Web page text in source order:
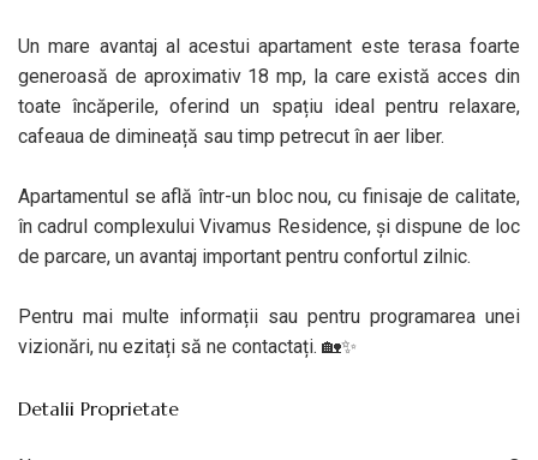
Un mare avantaj al acestui apartament este terasa foarte
generoasă de aproximativ 18 mp, la care există acces din
toate încăperile, oferind un spațiu ideal pentru relaxare,
cafeaua de dimineață sau timp petrecut în aer liber.
Apartamentul se află într-un bloc nou, cu finisaje de calitate,
în cadrul complexului Vivamus Residence, și dispune de loc
de parcare, un avantaj important pentru confortul zilnic.
Pentru mai multe informații sau pentru programarea unei
vizionări, nu ezitați să ne contactați. 🏡✨
Detalii Proprietate